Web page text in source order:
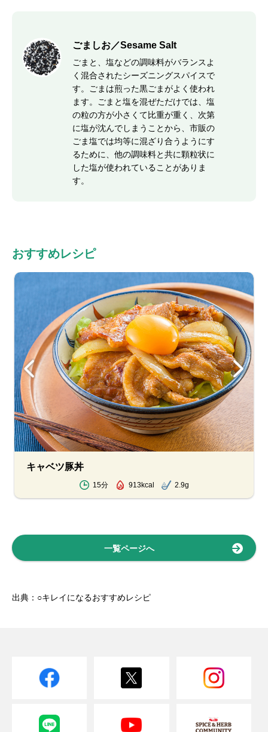
ごましお／Sesame Salt
ごまと、塩などの調味料がバランスよ
く混合されたシーズニングスパイスで
す。ごまは煎った黒ごまがよく使われ
ます。ごまと塩を混ぜただけでは、塩
の粒の方が小さくて比重が重く、次第
に塩が沈んでしまうことから、市販の
ごま塩では均等に混ざり合うようにす
るために、他の調味料と共に顆粒状に
した塩が使われていることがありま
す。
おすすめレシピ
キャベツ豚丼
15分 913kcal 2.9g
一覧ページへ
出典：○キレイになるおすすめレシピ